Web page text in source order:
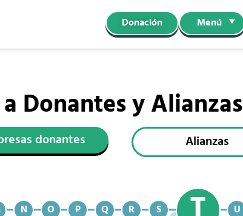
Donación Menú
Donantes y Alianzas
donantes Alianzas
N O P Q R S U